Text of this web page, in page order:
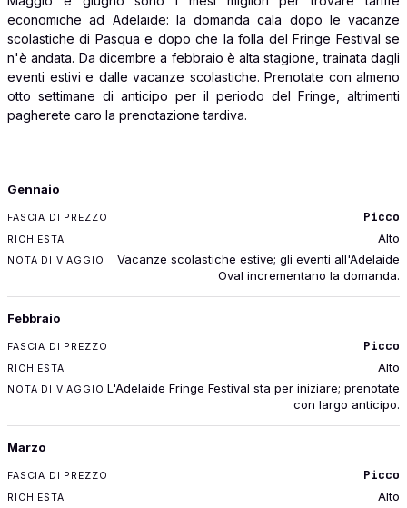
economiche ad Adelaide: la domanda cala dopo le vacanze
scolastiche di Pasqua e dopo che la folla del Fringe Festival se
n'è andata. Da dicembre a febbraio è alta stagione, trainata dagli
eventi estivi e dalle vacanze scolastiche. Prenotate con almeno
otto settimane di anticipo per il periodo del Fringe, altrimenti
pagherete caro la prenotazione tardiva.
MESE
Gennaio
Picco
Alto
Vacanze scolastiche estive; gli eventi all'Adelaide
Oval incrementano la domanda.
Febbraio
Picco
Alto
L'Adelaide Fringe Festival sta per iniziare; prenotate
con largo anticipo.
Marzo
Picco
Alto